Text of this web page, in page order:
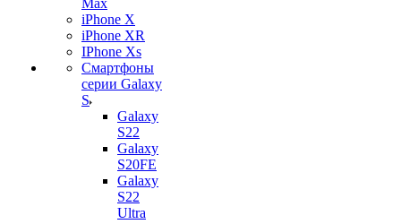
Max
iPhone X
iPhone XR
IPhone Xs
Смартфоны
серии Galaxy
S
Galaxy
S22
Galaxy
S20FE
Galaxy
S22
Ultra